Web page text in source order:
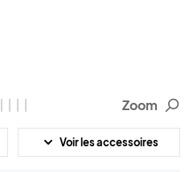
Zoom
Voir les accessoires